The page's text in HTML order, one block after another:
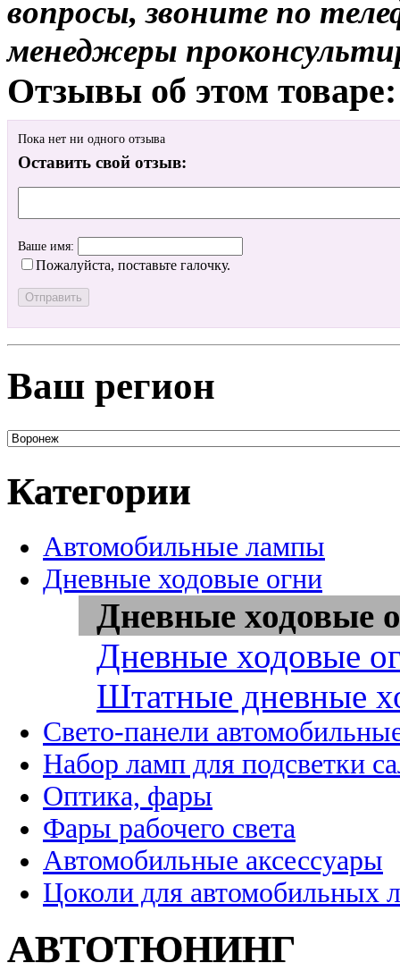
вопросы, звоните по
менеджеры
Отзывы об этом товаре:
Пока нет ни одного отзыва
Оставить свой отзыв:
Ваше имя:
Пожалуйста, поставьте галочку.
Ваш регион
Категории
Автомобильные лампы
Дневные ходовые огни
Дневные ходовые
Дневные ходовые
Штатные дневные
Свето-панели
Набор ламп для подсветки
Оптика, фары
Фары рабочего света
Автомобильные аксессуары
Цоколи для автомобильных
АВТОТЮНИНГ